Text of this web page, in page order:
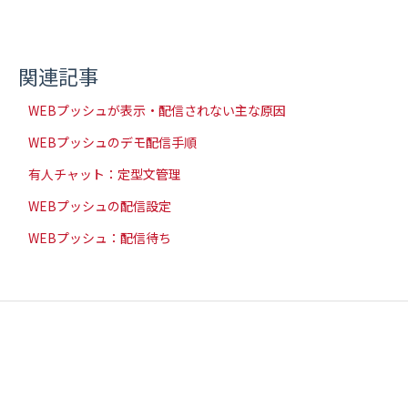
関連記事
WEBプッシュが表示・配信されない主な原因
WEBプッシュのデモ配信手順
有人チャット：定型文管理
WEBプッシュの配信設定
WEBプッシュ：配信待ち